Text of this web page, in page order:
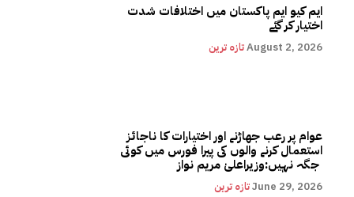
ایم کیو ایم پاکستان میں اختلافات شدت
اختیار کر گئے
تازہ ترینAugust 2, 2026
عوام پر رعب جھاڑنے اور اختیارات کا ناجائز
استعمال کرنے والوں کی پیرا فورس میں کوئی
تازہ ترینJune 29, 2026